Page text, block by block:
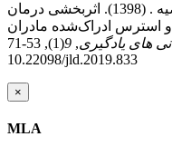
جناآبادی, حسین و جعفرپور, مرضیه . (1398). اثربخشی درمان
و استرس ادراک‌شده مادران
های یادگیری,
9
(1), 53-71. doi:
10.22098/jld.2019.833
×
MLA